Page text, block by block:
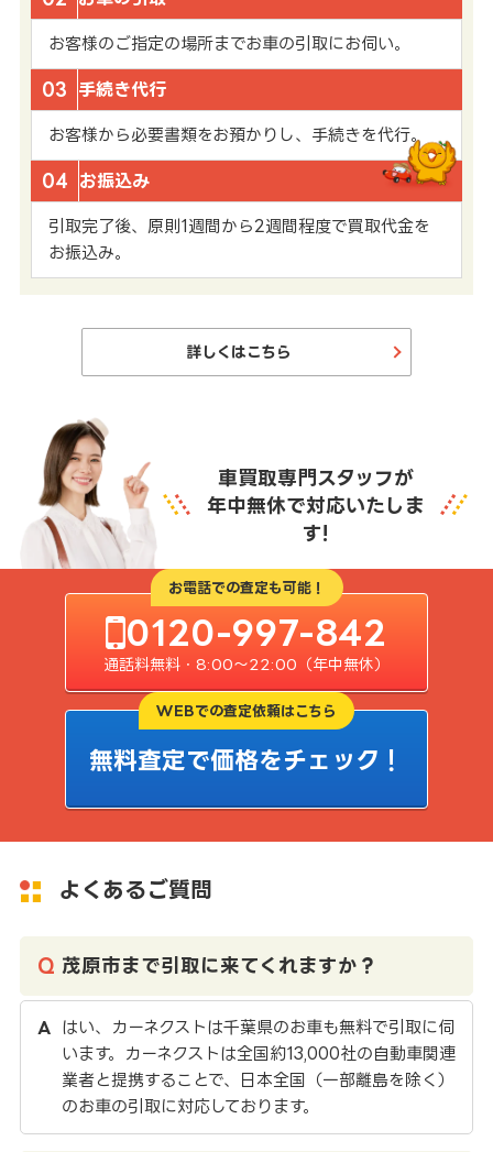
お客様のご指定の場所までお車の引取にお伺い。
03 手続き代行
お客様から必要書類をお預かりし、手続きを代行。
04 お振込み
引取完了後、原則1週間から2週間程度で買取代金を
お振込み。
詳しくはこちら
車買取専門スタッフが
年中無休で対応いたしま
す!
お電話での査定も可能！
0120-997-842
通話料無料・8:00〜22:00（年中無休）
WEBでの査定依頼はこちら
無料査定で価格をチェック！
よくあるご質問
茂原市まで引取に来てくれますか？
はい、カーネクストは千葉県のお車も無料で引取に伺
います。カーネクストは全国約13,000社の自動車関連
業者と提携することで、日本全国（一部離島を除く）
のお車の引取に対応しております。